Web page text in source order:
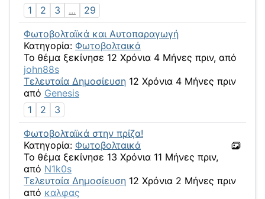
1
2 3 ...
29
Φωτοβολταϊκά και Αυτοπαραγωγή
Κατηγορία: Φωτοβολταικά
Το θέμα ξεκίνησε 12 Χρόνια 4 Μήνες πριν, από
john88s
Τελευταία Δημοσίευση 12 Χρόνια 4 Μήνες πριν
από Genesis
1
2
3
Φωτοβολταϊκά στην πρίζα!
Κατηγορία: Φωτοβολταικά
Το θέμα ξεκίνησε 13 Χρόνια 11 Μήνες πριν,
από N1k0s
Τελευταία Δημοσίευση 12 Χρόνια 2 Μήνες πριν
από καλφας